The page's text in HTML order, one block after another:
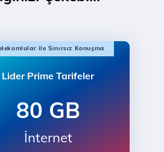
ile Sınırsız Konuşma
Lider Prime Tarifeler
80 GB
İnternet